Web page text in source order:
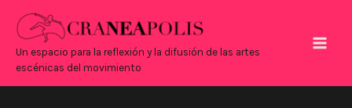
contenido
Un espacio para la reflexión y la difusión de las artes
escénicas del movimiento